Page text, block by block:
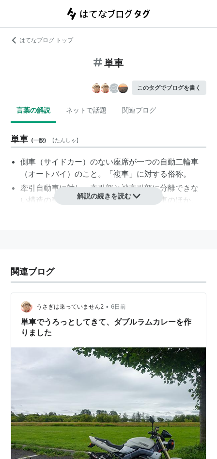
はてなブログ トップ
単車
このタグでブログを書く
言葉の解説 ネットで話題 関連ブログ
単車 (一般) 【たんしゃ】
側車 （サイドカー）のない座席が一つの自動二輪車
（オートバイ ）のこと。「複車」に対する俗称。
牽引自動車に対し、牽引部と被牽引部に分離できな
い構造の車輌
のこと。一般的な貨物自動車のほか、
解説の続きを読む
関連ブログ
うさぎは乗っていません2 • 6日前
単車でうろっとしてきて、ダブルラムカレーを作
りました